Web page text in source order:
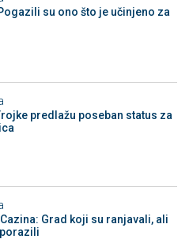
su ono što je učinjeno za
predlažu poseban status za
Grad koji su ranjavali, ali